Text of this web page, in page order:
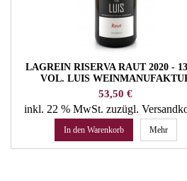
LAGREIN RISERVA RAUT 2020 -
VOL. LUIS
Preis
53,50 €
inkl. 22 % MwSt. zuzügl.
In den Warenkorb Mehr